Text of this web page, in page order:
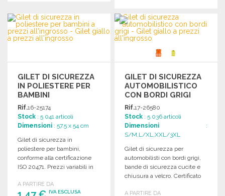
Richiedi un preventivo
ORDINARE
Richiedi un preventivo
GILET DI SICUREZZA
IN POLIESTERE PER
BAMBINI
Rif.16-25174
Stock : 5 041 articoli
Dimensioni : 57.5 x 54 cm
Gilet di sicurezza in
poliestere per bambini,
conforme alla certificazione
ISO 20471. Prezzi variabili in
A PARTIRE DA
IVA ESCLUSA
GILET DI SICUREZZA
AUTOMOBILISTICO
CON BORDI GRIGI
Rif.17-26580
Stock : 5 036 articoli
Dimensioni :
S/M,L/XL,XXL/3XL
Gilet di sicurezza per
automobilisti con bordi grigi,
bande di sicurezza cucite e
chiusura a velcro. Certificato
A PARTIRE DA